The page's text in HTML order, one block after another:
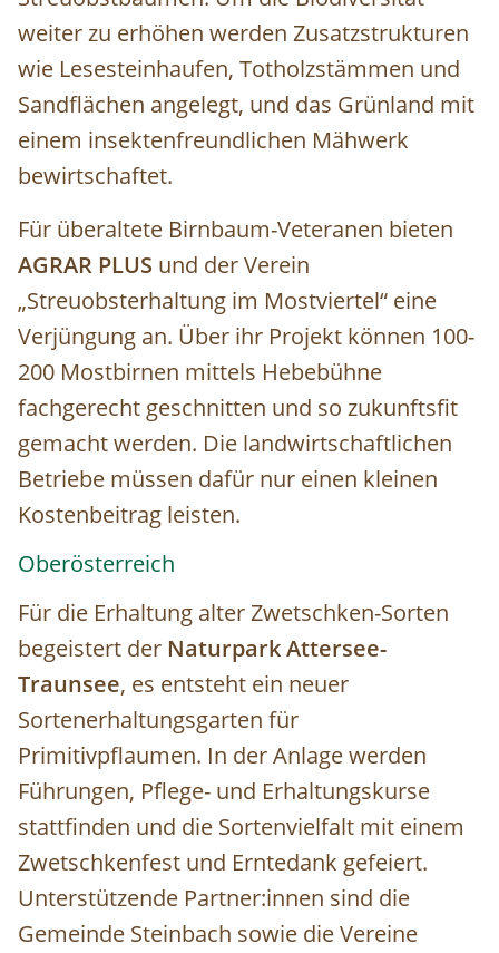
weiter zu erhöhen werden Zusatzstrukturen
wie Lesesteinhaufen, Totholzstämmen und
Sandflächen angelegt, und das Grünland mit
einem insektenfreundlichen Mähwerk
bewirtschaftet.
Für überaltete Birnbaum-Veteranen bieten
AGRAR PLUS und der Verein
„Streuobsterhaltung im Mostviertel“ eine
Verjüngung an. Über ihr Projekt können 100-
200 Mostbirnen mittels Hebebühne
fachgerecht geschnitten und so zukunftsfit
gemacht werden. Die landwirtschaftlichen
Betriebe müssen dafür nur einen kleinen
Kostenbeitrag leisten.
Oberösterreich
Für die Erhaltung alter Zwetschken-Sorten
begeistert der Naturpark Attersee-
Traunsee, es entsteht ein neuer
Sortenerhaltungsgarten für
Primitivpflaumen. In der Anlage werden
Führungen, Pflege- und Erhaltungskurse
stattfinden und die Sortenvielfalt mit einem
Zwetschkenfest und Erntedank gefeiert.
Unterstützende Partner:innen sind die
Gemeinde Steinbach sowie die Vereine